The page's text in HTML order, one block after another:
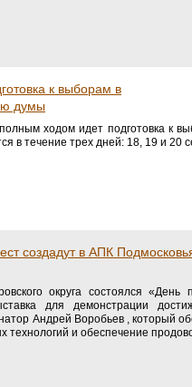
к выборам в
думы
ходом идет подготовка к
в течение трех дней: 18, 19 и 20
создадут в АПК
округа состоялся
для демонстрации
Андрей Воробьев , который
технологий и обеспечение